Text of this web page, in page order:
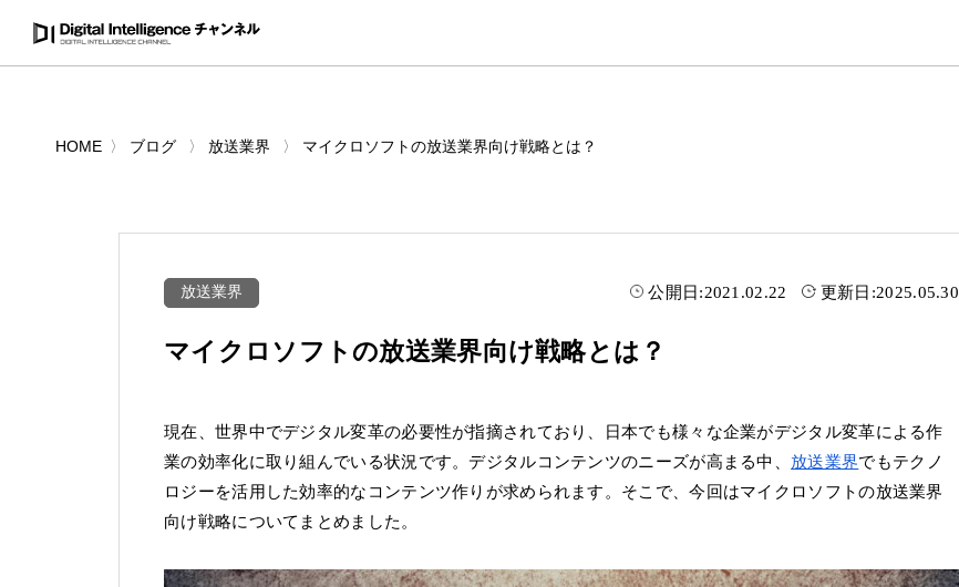
HOME ブログ 放送業界 マイクロソフトの放送業界向け戦略とは？
放送業界 公開日:2021.02.22 更新日:2025.05.30
マイクロソフトの放送業界向け戦略とは？
現在、世界中でデジタル変革の必要性が指摘されており、日本でも様々な企業がデジタル変革による作
業の効率化に取り組んでいる状況です。デジタルコンテンツのニーズが高まる中、 放送業界でもテクノ
ロジーを活用した効率的なコンテンツ作りが求められます。そこで、今回はマイクロソフトの放送業界
向け戦略についてまとめました。